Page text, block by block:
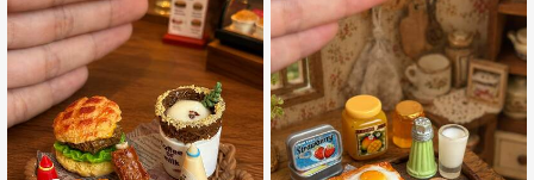
de casa de modelos y accesorios d
e fotografía
accesorios de casa de modelo